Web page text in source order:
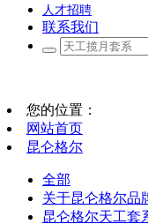
人才招聘
联系我们
您的位置：
网站首页
昆仑格尔
全部
关于昆仑格尔品
昆仑格尔天工套